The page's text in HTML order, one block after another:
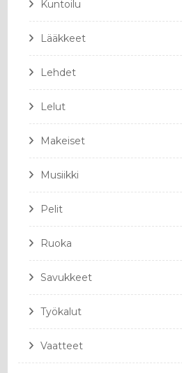
Kuntoilu
Lääkkeet
Lehdet
Lelut
Makeiset
Musiikki
Pelit
Ruoka
Savukkeet
Työkalut
Vaatteet